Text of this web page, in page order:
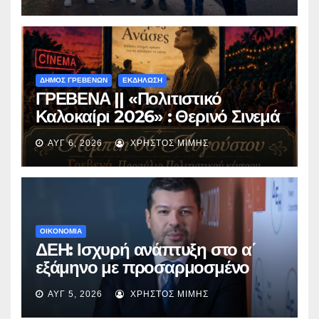
ΔΗΜΟΣ ΓΡΕΒΕΝΩΝ ΕΚΔΗΛΩΣΗ
ΓΡΕΒΕΝΑ || «Πολιτιστικό
Καλοκαίρι 2026» : Θερινό Σινεμά
με την βραβευμένη ταινία
«Μικρές Ανάσες».
ΑΥΓ 6, 2026 ΧΡΉΣΤΟΣ ΜΊΜΗΣ
ΟΙΚΟΝΟΜΙΑ
ΔΕΗ: Ισχυρή ανάπτυξη στο α΄
εξάμηνο με προσαρμοσμένο
EBITDA στα €1,2 δισ.
ΑΥΓ 5, 2026 ΧΡΉΣΤΟΣ ΜΊΜΗΣ